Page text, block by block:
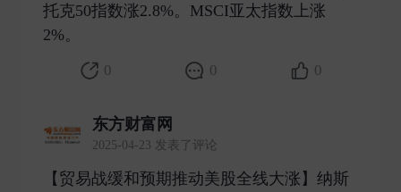
托克50指数涨2.8%。MSCI亚太指数上涨
2%。 ​
0 0 0
东方财富网
2025-04-23 发表了评论
【贸易战缓和预期推动美股全线大涨】纳斯